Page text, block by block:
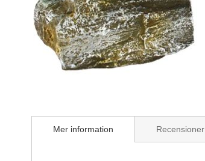
to
Mer information Recensioner